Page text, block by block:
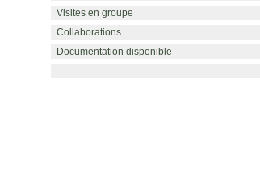
Visites en groupe
Collaborations
Documentation disponible